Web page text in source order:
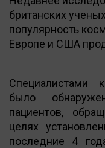
британских
популярность
Европе и США
Специалистами
было
пациентов,
целях
последние 4